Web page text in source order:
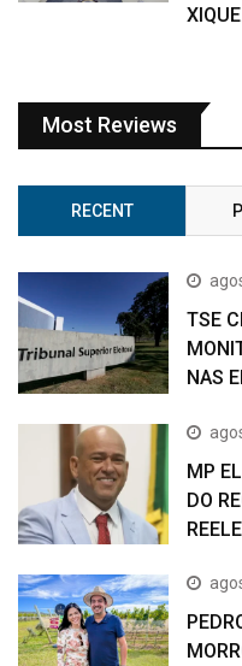
Most Reviews
RECENT
TSE
NAS
MP
DO